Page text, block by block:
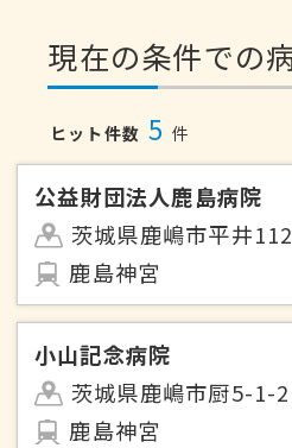
現在の条件での
ヒット件数 5 件
公益財団法人鹿島病院
茨城県鹿嶋市平井
鹿島神宮
小山記念病院
茨城県鹿嶋市厨5-1-2
鹿島神宮